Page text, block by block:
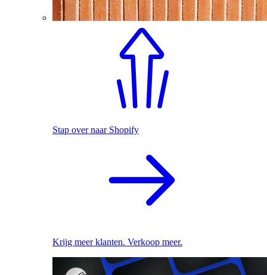
Stap over naar Shopify
Krijg meer klanten. Verkoop meer.